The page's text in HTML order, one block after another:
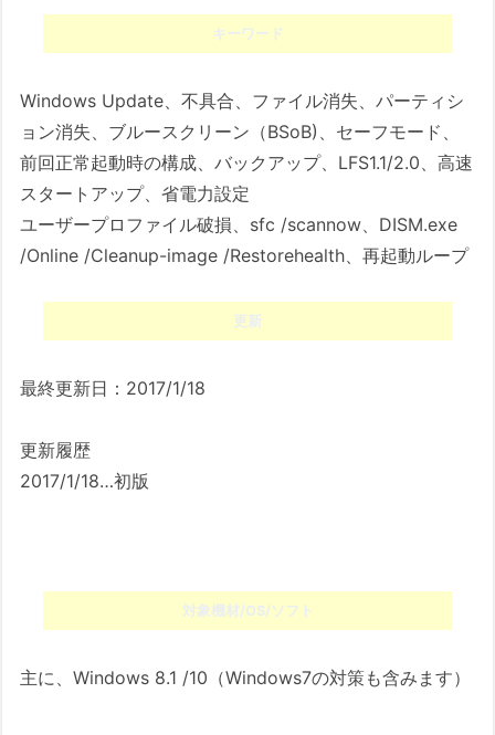
キーワード
Windows Update、不具合、ファイル消失、パーティシ
ョン消失、ブルースクリーン（BSoB)、セーフモード、
前回正常起動時の構成、バックアップ、LFS1.1/2.0、高速
スタートアップ、省電力設定
ユーザープロファイル破損、sfc /scannow、DISM.exe
/Online /Cleanup-image /Restorehealth、再起動ループ
更新
最終更新日：2017/1/18
更新履歴
2017/1/18…初版
対象機材/OS/ソフト
主に、Windows 8.1 /10（Windows7の対策も含みます）